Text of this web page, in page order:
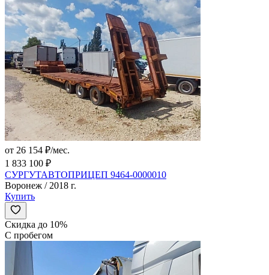
от 26 154 ₽/мес.
1 833 100 ₽
СУРГУТАВТОПРИЦЕП 9464-0000010
Воронеж / 2018 г.
Купить
Скидка до 10%
С пробегом